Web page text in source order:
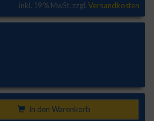
inkl. 19 % MwSt. zzgl.Versandkosten
In den Warenkorb